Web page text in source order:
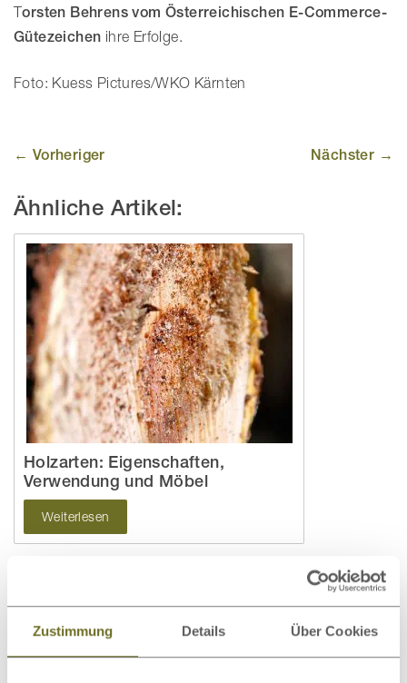
Zustimmung Details Über Cookies
Torsten Behrens vom Österreichischen E-Commerce-
Gütezeichen ihre Erfolge.
Foto: Kuess Pictures/WKO Kärnten
← Vorheriger Nächster →
Ähnliche Artikel:
Holzarten: Eigenschaften,
Verwendung und Möbel
Weiterlesen